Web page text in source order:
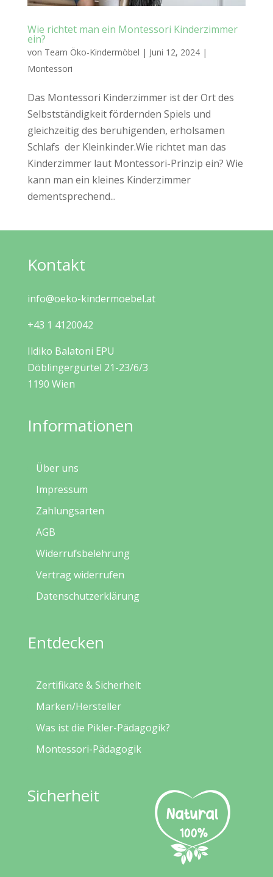
Wie richtet man ein Montessori Kinderzimmer
ein?
von Team Öko-Kindermöbel | Juni 12, 2024|
Montessori
Das Montessori Kinderzimmer ist der Ort des
Selbstständigkeit fördernden Spiels und
gleichzeitig des beruhigenden, erholsamen
Schlafs der Kleinkinder.Wie richtet man das
Kinderzimmer laut Montessori-Prinzip ein? Wie
kann man ein kleines Kinderzimmer
dementsprechend...
Kontakt
info@oeko-kindermoebel.at
+43 1 4120042
Ildiko Balatoni EPU
Döblingergürtel 21-23/6/3
1190 Wien
Informationen
Über uns
Impressum
Zahlungsarten
AGB
Widerrufsbelehrung
Vertrag widerrufen
Datenschutzerklärung
Entdecken
Zertifikate & Sicherheit
Marken/Hersteller
Was ist die Pikler-Pädagogik?
Montessori-Pädagogik
Sicherheit